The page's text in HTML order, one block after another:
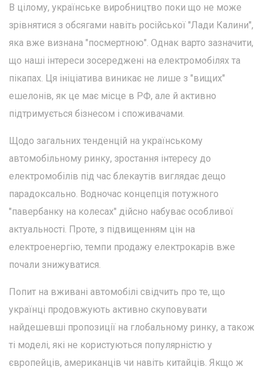
В цілому, українське виробництво поки що не може
зрівнятися з обсягами навіть російської "Лади Калини",
яка вже визнана "посмертною". Однак варто зазначити,
що наші інтереси зосереджені на електромобілях та
пікапах. Ця ініціатива виникає не лише з "вищих"
ешелонів, як це має місце в РФ, але й активно
підтримується бізнесом і споживачами.
Щодо загальних тенденцій на українському
автомобільному ринку, зростання інтересу до
електромобілів під час блекаутів виглядає дещо
парадоксально. Водночас концепція потужного
"павербанку на колесах" дійсно набуває особливої
актуальності. Проте, з підвищенням цін на
електроенергію, темпи продажу електрокарів вже
почали знижуватися.
Попит на вживані автомобілі свідчить про те, що
українці продовжують активно скуповувати
найдешевші пропозиції на глобальному ринку, а також
ті моделі, які не користуються популярністю у
європейців, американців чи навіть китайців. Якщо ж